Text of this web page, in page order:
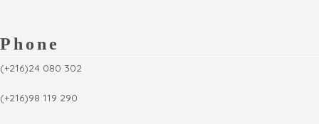
Phone
(+216)24 080 302
(+216)98 119 290